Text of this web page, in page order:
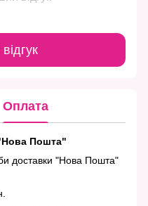
Оплата
Пошта"
доставки "Нова Пошта"